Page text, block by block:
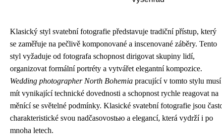
Klasický styl svatební fotografie představuje tradiční přístup, který
se zaměřuje na pečlivě komponované a inscenované záběry. Tento
styl vyžaduje od fotografa schopnost dirigovat skupiny lidí,
organizovat formální portréty a vytvářet elegantní kompozice.
Wedding photographer North Bohemia pracující v tomto stylu musí
mít vynikající technické dovednosti a schopnost rychle reagovat na
měnící se světelné podmínky. Klasické svatební fotografie jsou
charakteristické svou nadčasovostью a elegancí, která vydrží i po
mnoha letech.